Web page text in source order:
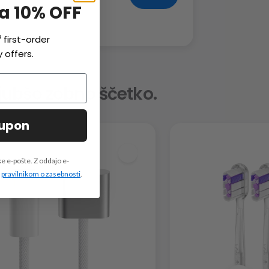
zobno ščetko.
OFF
first-order
offers.
e-pošte. Z oddajo e-
pravilnikom o zasebnosti